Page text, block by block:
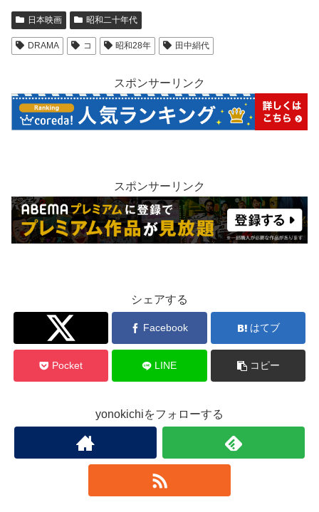
日本映画 昭和二十年代
DRAMA コ 昭和28年 田中絹代
スポンサーリンク
スポンサーリンク
シェアする
Twitter Facebook はてブ
Pocket LINE コピー
yonokichiをフォローする